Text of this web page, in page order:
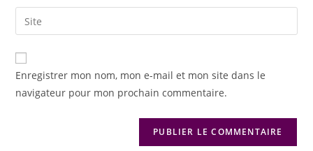
Enregistrer mon nom, mon e-mail et mon site dans le
navigateur pour mon prochain commentaire.